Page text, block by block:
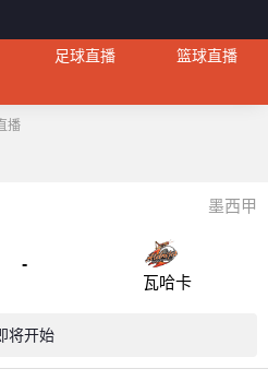
足球直播
篮球直播
播
墨西甲
-
瓦哈卡
将开始